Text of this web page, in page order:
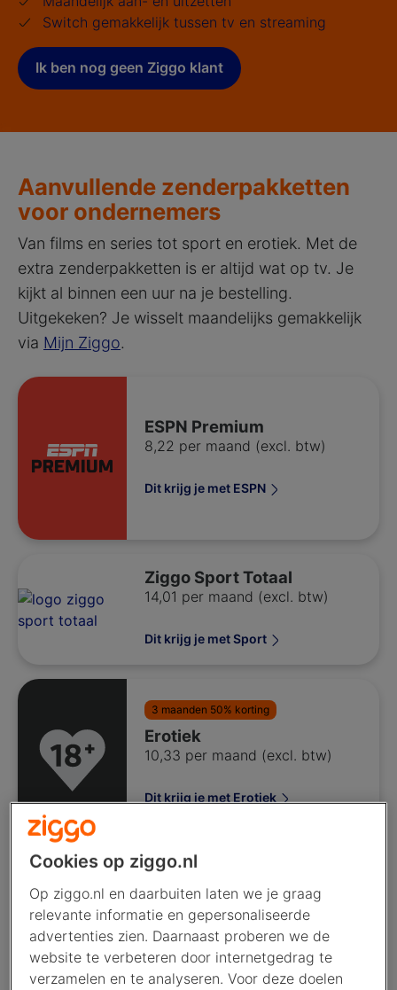
Switch gemakkelijk tussen tv en streaming
Ik ben nog geen Ziggo klant
Aanvullende zenderpakketten
voor ondernemers
Van films en series tot sport en erotiek. Met de
extra zenderpakketten is er altijd wat op tv. Je
kijkt al binnen een uur na je bestelling.
Uitgekeken? Je wisselt maandelijks gemakkelijk
via Mijn Ziggo.
ESPN Premium
8,22 per maand (excl. btw)
Dit krijg je met ESPN
Ziggo Sport Totaal
14,01 per maand (excl. btw)
Dit krijg je met Sport
3 maanden 50% korting
Erotiek
10,33 per maand (excl. btw)
Dit krijg je met Erotiek
TV Zenders Plus
8,22 per maand (excl. btw)
Meer over Plus
Cookies op ziggo.nl
Op ziggo.nl en daarbuiten laten we je graag
relevante informatie en gepersonaliseerde
advertenties zien. Daarnaast proberen we de
website te verbeteren door internetgedrag te
verzamelen en te analyseren. Voor deze doelen